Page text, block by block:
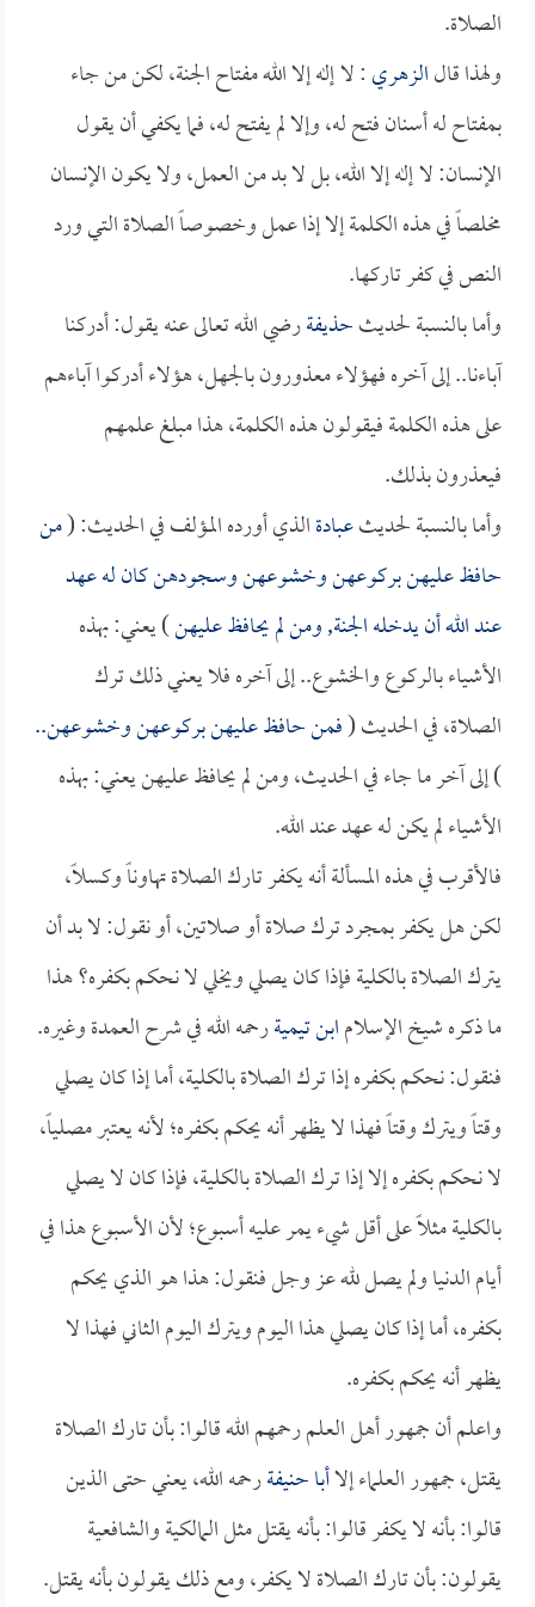
الصلاة.
ولهذا قالالزهري: لا إله إلا الله مفتاح الجنة، لكن من جاء
بمفتاح له أسنان فتح له، وإلا لم يفتح له، فما يكفي أن يقول
الإنسان: لا إله إلا الله، بل لا بد من العمل، ولا يكون الإنسان
مخلصاً في هذه الكلمة إلا إذا عمل وخصوصاً الصلاة التي ورد
النص في كفر تاركها.
وأما بالنسبة لحديثحذيفةرضي الله تعالى عنه يقول: أدركنا
آباءنا.. إلى آخره فهؤلاء معذورون بالجهل، هؤلاء أدركوا آباءهم
على هذه الكلمة فيقولون هذه الكلمة، هذا مبلغ علمهم
فيعذرون بذلك.
وأما بالنسبة لحديثعبادةالذي أورده المؤلف في الحديث: (من
حافظ عليهن بركوعهن وخشوعهن وسجودهن كان له عهد
عند الله أن يدخله الجنة, ومن لم يحافظ عليهن) يعني: بهذه
الأشياء بالركوع والخشوع.. إلى آخره فلا يعني ذلك ترك
الصلاة، في الحديث (فمن حافظ عليهن بركوعهن وخشوعهن..
) إلى آخر ما جاء في الحديث، ومن لم يحافظ عليهن يعني: بهذه
الأشياء لم يكن له عهد عند الله.
فالأقرب في هذه المسألة أنه يكفر تارك الصلاة تهاوناً وكسلاً،
لكن هل يكفر بمجرد ترك صلاة أو صلاتين، أو نقول: لا بد أن
يترك الصلاة بالكلية فإذا كان يصلي ويخلي لا نحكم بكفره؟ هذا
ما ذكره شيخ الإسلامابن تيميةرحمه الله في شرح العمدة وغيره.
فنقول: نحكم بكفره إذا ترك الصلاة بالكلية، أما إذا كان يصلي
وقتاً ويترك وقتاً فهذا لا يظهر أنه يحكم بكفره؛ لأنه يعتبر مصلياً،
لا نحكم بكفره إلا إذا ترك الصلاة بالكلية، فإذا كان لا يصلي
بالكلية مثلاً على أقل شيء يمر عليه أسبوع؛ لأن الأسبوع هذا في
أيام الدنيا ولم يصل لله عز وجل فنقول: هذا هو الذي يحكم
بكفره، أما إذا كان يصلي هذا اليوم ويترك اليوم الثاني فهذا لا
يظهر أنه يحكم بكفره.
واعلم أن جمهور أهل العلم رحمهم الله قالوا: بأن تارك الصلاة
يقتل، جمهور العلماء إلاأبا حنيفةرحمه الله، يعني حتى الذين
قالوا: بأنه لا يكفر قالوا: بأنه يقتل مثل المالكية والشافعية
يقولون: بأن تارك الصلاة لا يكفر، ومع ذلك يقولون بأنه يقتل.